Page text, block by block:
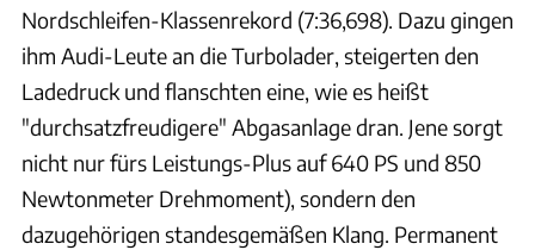
Nordschleifen-Klassenrekord (7:36,698). Dazu gingen
ihm Audi-Leute an die Turbolader, steigerten den
Ladedruck und flanschten eine, wie es heißt
"durchsatzfreudigere" Abgasanlage dran. Jene sorgt
nicht nur fürs Leistungs-Plus auf 640 PS und 850
Newtonmeter Drehmoment), sondern den
dazugehörigen standesgemäßen Klang. Permanent